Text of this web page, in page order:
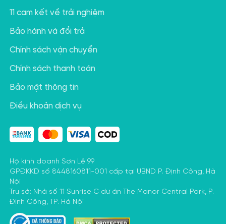
11 cam kết về trải nghiệm
Bảo hành và đổi trả
Chính sách vận chuyển
Chính sách thanh toán
Bảo mật thông tin
Điều khoản dịch vụ
Hộ kinh doanh Sơn Lê 99
GPĐKKD số 8448160811-001 cấp tại UBND P. Định Công, Hà
Nội
Trụ sở: Nhà số 11 Sunrise C dự án The Manor Central Park, P.
Định Công, TP. Hà Nội